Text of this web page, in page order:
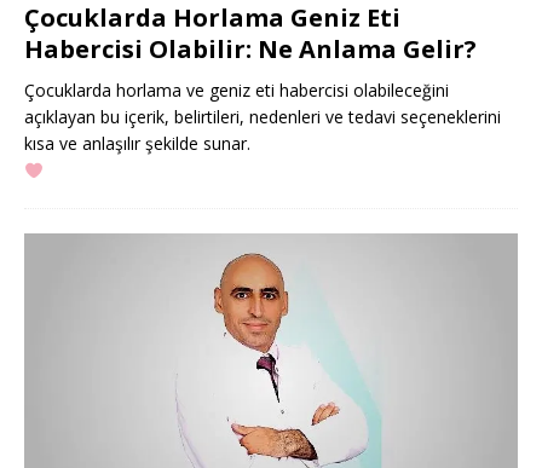
Çocuklarda Horlama Geniz Eti
Habercisi Olabilir: Ne Anlama Gelir?
Çocuklarda horlama ve geniz eti habercisi olabileceğini
açıklayan bu içerik, belirtileri, nedenleri ve tedavi seçeneklerini
kısa ve anlaşılır şekilde sunar.